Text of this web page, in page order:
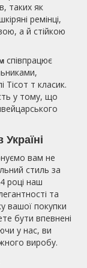
таких як
ремінці,
а й стійкою
співпрацює
Тісот т класик.
у тому, що
вам не
стиль за
році наш
та
вашої покупки
бути впевнені
у нас, ви
виробу.